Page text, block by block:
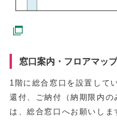
窓口案内・フロアマップ
1階に総合窓口を設置して
還付、ご納付（納期限内
は、総合窓口へお願いしま